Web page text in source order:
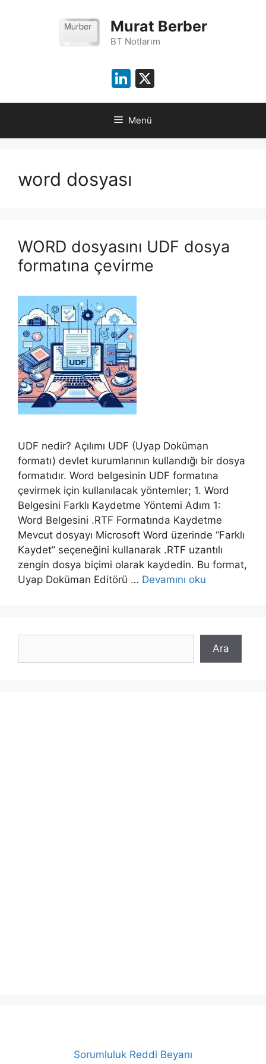
Murat Berber
BT Notlarım
LinkedIn
Menü
word dosyası
WORD dosyasını UDF dosya
formatına çevirme
UDF nedir? Açılımı UDF (Uyap Doküman
formatı) devlet kurumlarının kullandığı bir dosya
formatıdır. Word belgesinin UDF formatına
çevirmek için kullanılacak yöntemler; 1. Word
Belgesini Farklı Kaydetme Yöntemi Adım 1:
Word Belgesini .RTF Formatında Kaydetme
Mevcut dosyayı Microsoft Word üzerinde “Farklı
Kaydet” seçeneğini kullanarak .RTF uzantılı
zengin dosya biçimi olarak kaydedin. Bu format,
Uyap Doküman Editörü … Devamını oku
Ara
Sorumluluk Reddi Beyanı